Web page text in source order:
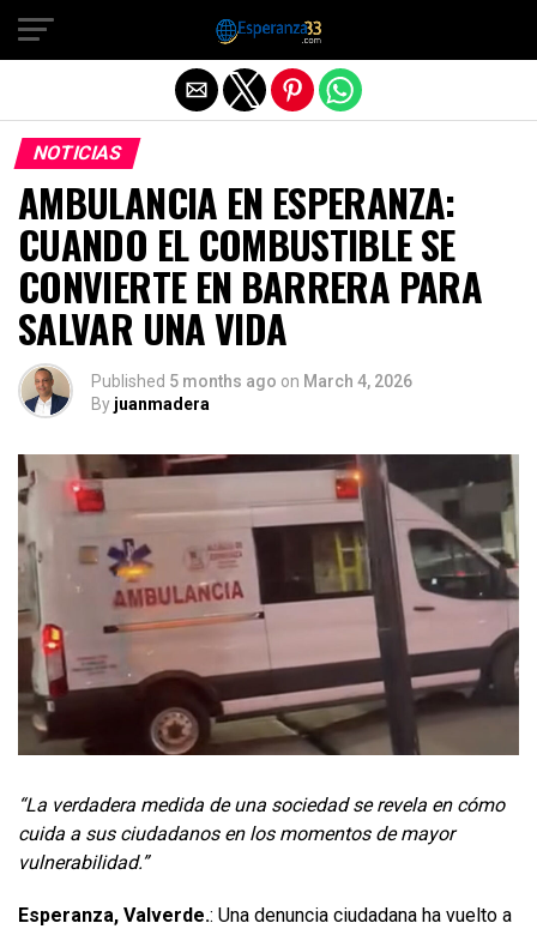
NOTICIAS
AMBULANCIA EN ESPERANZA:
CUANDO EL COMBUSTIBLE SE
CONVIERTE EN BARRERA PARA
SALVAR UNA VIDA
Published 5 months ago on March 4, 2026
By juanmadera
“La verdadera medida de una sociedad se revela en cómo
cuida a sus ciudadanos en los momentos de mayor
vulnerabilidad.”
Esperanza, Valverde.: Una denuncia ciudadana ha vuelto a
Exit mobile version